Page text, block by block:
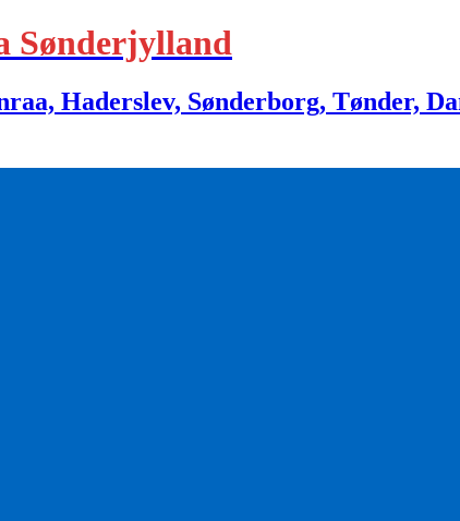
Sønderjylland
Haderslev, Sønderborg, Tønder,